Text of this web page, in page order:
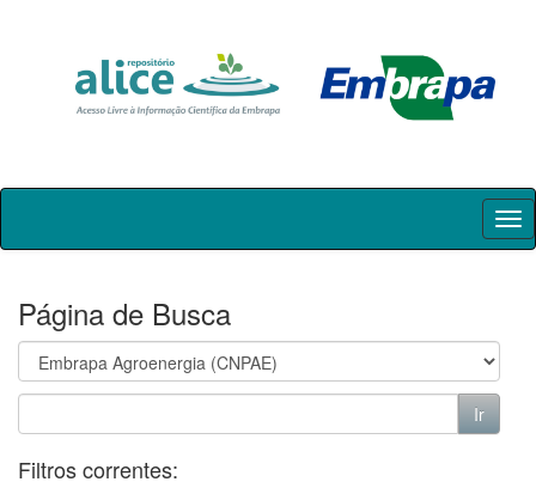
Skip
Página de Busca
Filtros correntes: